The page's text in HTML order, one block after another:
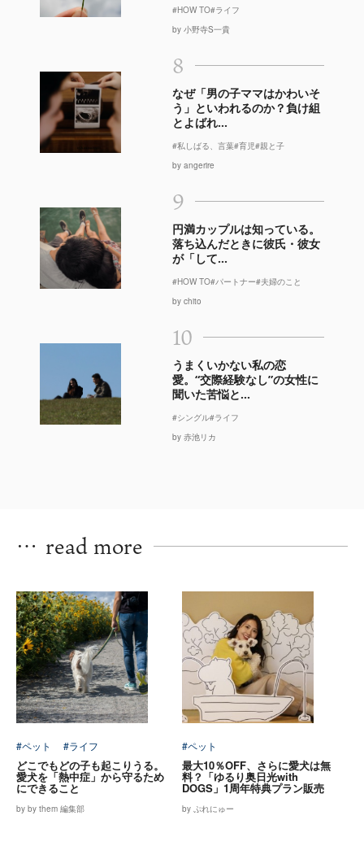
#HOW TO#ライフ
by 小野寺S一貴
8
なぜ「男の子ママはかわいそ
う」といわれるのか？負け組
とよばれ...
#私しばる、言葉#育児#親と子
by angerire
9
円満カップルは知っている。
落ち込んだときに彼氏・彼女
が「して...
#HOW TO#パートナー#夫婦のこと
by chito
10
うまくいかない私の恋
愛。“交際経験なし”の女性に
聞いた苦悩と...
#シングル#ライフ
by 赤池リカ
… read more
#ペット #ライフ
どこでもどの子も起こりうる。
愛犬を「熱中症」から守るため
にできること
by by them 編集部
#ペット
最大10％OFF、さらに愛犬は無
料？「ゆるり奥日光with
DOGS」1周年特典プラン販売
by ぷれにゅー